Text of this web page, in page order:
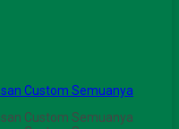
Custom Semuanya
Custom Semuanya